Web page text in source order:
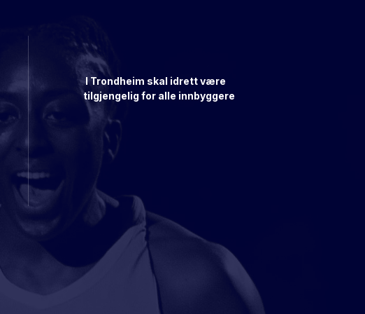
I Trondheim skal idrett være
tilgjengelig for alle innbyggere